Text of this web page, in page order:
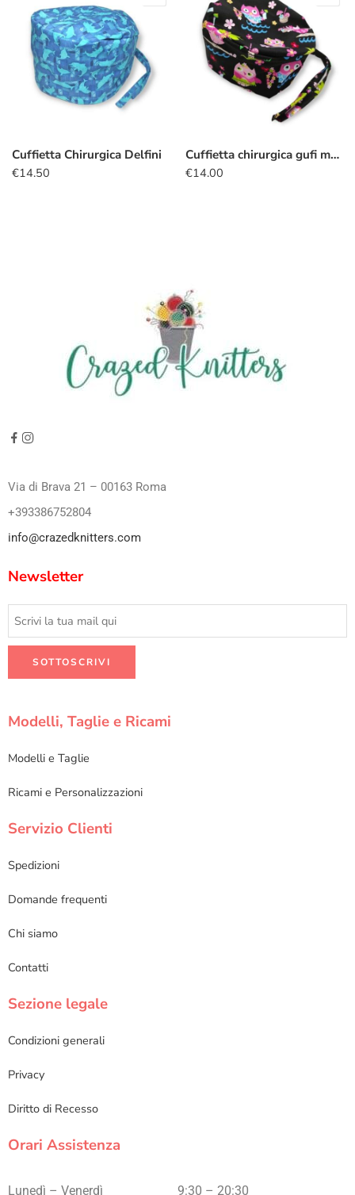
Cuffietta Chirurgica Delfini
€14.50
Cuffietta chirurgica gufi mare
€14.00
Via di Brava 21 – 00163 Roma
+393386752804
info@crazedknitters.com
Newsletter
Modelli, Taglie e Ricami
Modelli e Taglie
Ricami e Personalizzazioni
Servizio Clienti
Spedizioni
Domande frequenti
Chi siamo
Contatti
Sezione legale
Condizioni generali
Privacy
Diritto di Recesso
Orari Assistenza
Lunedì – Venerdì 9:30 – 20:30